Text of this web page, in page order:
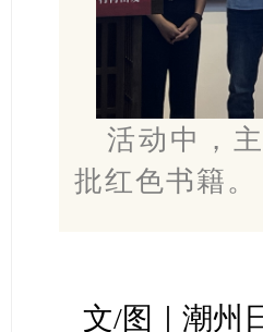
活动中，
批红色书籍。
文/图｜潮州